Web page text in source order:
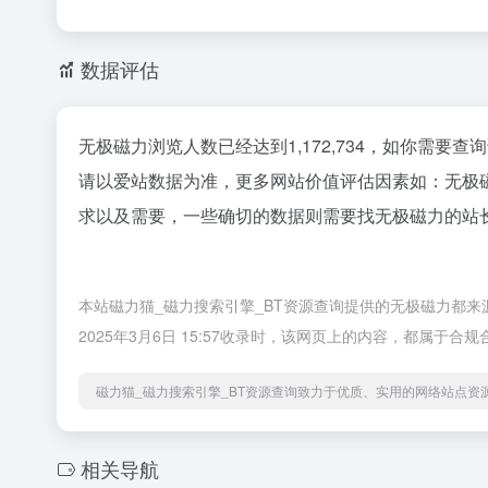
数据评估
无极磁力浏览人数已经达到1,172,734，如你需要查
请以爱站数据为准，更多网站价值评估因素如：无
求以及需要，一些确切的数据则需要找无极磁力的
本站磁力猫_磁力搜索引擎_BT资源查询提供的无极磁力都
2025年3月6日 15:57收录时，该网页上的内容，都属于合
磁力猫_磁力搜索引擎_BT资源查询致力于优质、实用的网络站点资
相关导航